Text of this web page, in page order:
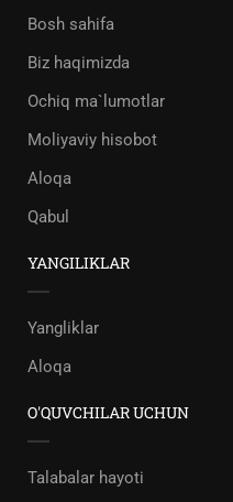
Bosh sahifa
Biz haqimizda
Ochiq ma`lumotlar
Moliyaviy hisobot
Aloqa
Qabul
YANGILIKLAR
Yangliklar
Aloqa
O'QUVCHILAR UCHUN
Talabalar hayoti